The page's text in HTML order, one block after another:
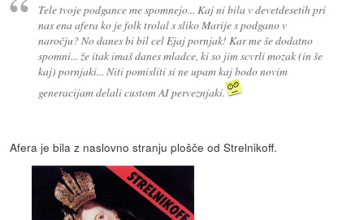
Tele tvoje podgance me spomnejo... Kaj ni bila v devetdesetih pri
nas ena afera ko je folk trolal s sliko Marije s podgano v
naročju? No danes bi bil cel Ejaj pornjak! Kar me še dodatno
spomni... že itak imaš danes mladce, ki so jim scvrli mozak (in še
kaj) pornjaki... Niti pomisliti si ne upam kaj bodo novim
generacijam delali custom AI perveznjaki.
Afera je bila z naslovno stranju plošče od Strelnikoff.